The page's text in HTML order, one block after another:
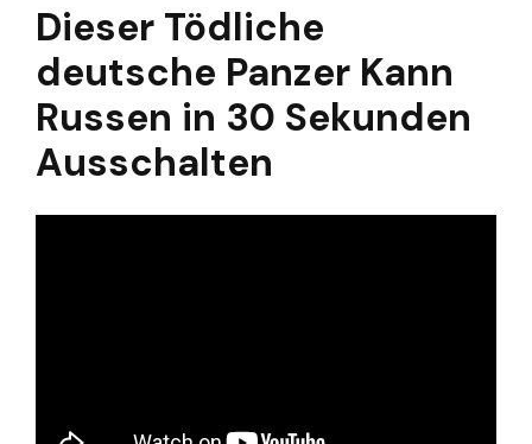
Dieser Tödliche
deutsche Panzer Kann
Russen in 30 Sekunden
Ausschalten